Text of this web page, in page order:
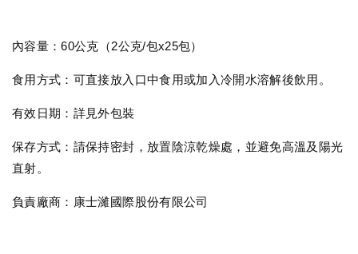
內容量：60公克（2公克/包x25包）
食用方式：可直接放入口中食用或加入冷開水溶解後飲用。
有效日期：詳見外包裝
保存方式：請保持密封，放置陰涼乾燥處，並避免高溫及陽光
直射。
負責廠商：康士濰國際股份有限公司